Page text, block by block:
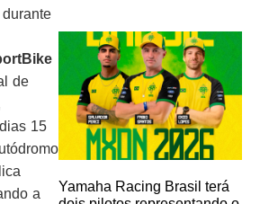
de
15
a
Yamaha Racing Brasil terá